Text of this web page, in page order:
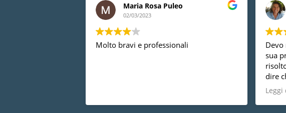
Maria Rosa Puleo
02/03/2023
Molto bravi e professionali
Devo
sua
dire
una
da
Leggi